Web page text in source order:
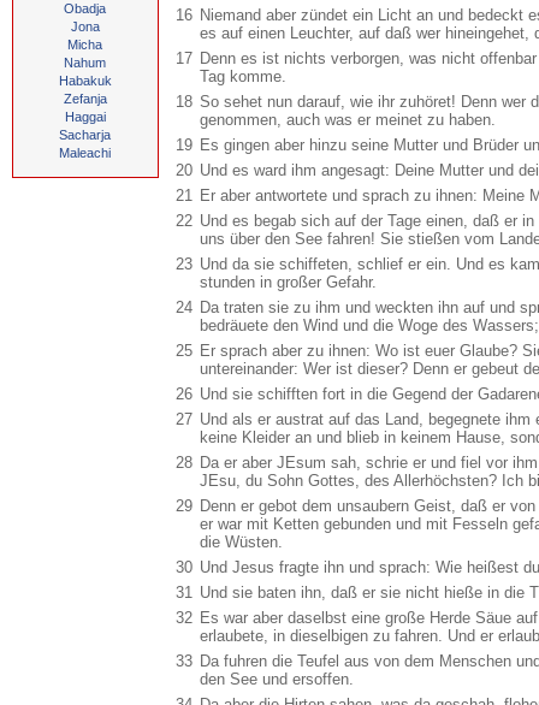
Obadja
Jona
Micha
Nahum
Habakuk
Zefanja
Haggai
Sacharja
Maleachi
16 Niemand aber zündet ein Licht an und bedeckt
es auf einen Leuchter, auf daß wer hineingehet,
17 Denn es ist nichts verborgen, was nicht
Tag komme.
18 So sehet nun darauf, wie ihr zuhöret! Denn wer
genommen, auch was er meinet zu haben.
19 Es gingen aber hinzu seine Mutter und Brüder
20 Und es ward ihm angesagt: Deine Mutter und
21 Er aber antwortete und sprach zu ihnen: Meine
22 Und es begab sich auf der Tage einen, daß er
uns über den See fahren! Sie stießen vom
23 Und da sie schiffeten, schlief er ein. Und es
stunden in großer Gefahr.
24 Da traten sie zu ihm und weckten ihn auf und
bedräuete den Wind und die Woge des
25 Er sprach aber zu ihnen: Wo ist euer Glaube?
untereinander: Wer ist dieser? Denn er gebeut
26 Und sie schifften fort in die Gegend der
27 Und als er austrat auf das Land, begegnete
keine Kleider an und blieb in keinem Hause,
28 Da er aber JEsum sah, schrie er und fiel vor
JEsu, du Sohn Gottes, des Allerhöchsten? Ich
29 Denn er gebot dem unsaubern Geist, daß er
er war mit Ketten gebunden und mit Fesseln
die Wüsten.
30 Und Jesus fragte ihn und sprach: Wie heißest
31 Und sie baten ihn, daß er sie nicht hieße in die
32 Es war aber daselbst eine große Herde Säue
erlaubete, in dieselbigen zu fahren. Und er
33 Da fuhren die Teufel aus von dem Menschen
den See und ersoffen.